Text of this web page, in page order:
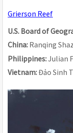
Grierson Reef
U.S. Board of
China: Ranqing
Philippines: Julian
Vietnam: Đảo Sinh